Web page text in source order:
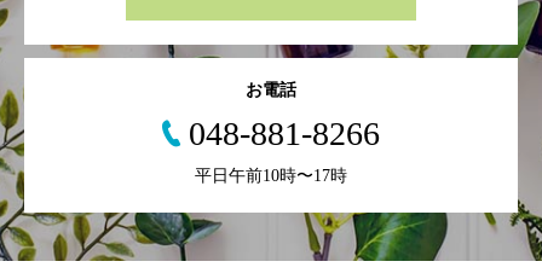
お電話
048-881-8266
平日午前10時〜17時